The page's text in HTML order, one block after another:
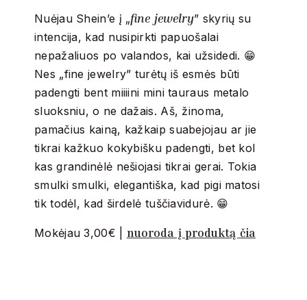
Nuėjau Shein’e į „fine jewelry” skyrių su
intencija, kad nusipirkti papuošalai
nepažaliuos po valandos, kai užsidedi. 😁
Nes „fine jewelry” turėtų iš esmės būti
padengti bent miiiini mini tauraus metalo
sluoksniu, o ne dažais. Aš, žinoma,
pamačius kainą, kažkaip suabejojau ar jie
tikrai kažkuo kokybišku padengti, bet kol
kas grandinėlė nešiojasi tikrai gerai. Tokia
smulki smulki, elegantiška, kad pigi matosi
tik todėl, kad širdelė tuščiavidurė. 😁
Mokėjau 3,00€ | nuoroda į produktą čia